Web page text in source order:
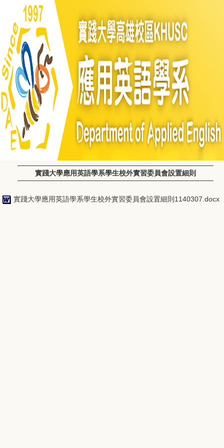
實踐大學應用英語學系學生校外實習委員會設置細則
實踐大學應用英語學系學生校外實習委員會設置細則1140307.docx